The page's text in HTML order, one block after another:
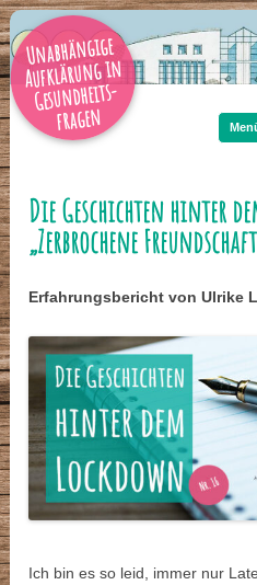
Unabhängige
Aufklärung in
Gesundheits-
fragen
Die Geschichten hinter
„Zerbrochene
Erfahrungsbericht von Ulrike
Ich bin es so leid, immer nur